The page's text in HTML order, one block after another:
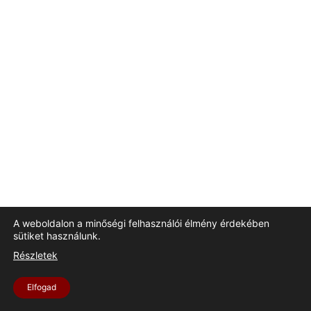
A weboldalon a minőségi felhasználói élmény érdekében
sütiket használunk.
Részletek
Elfogad